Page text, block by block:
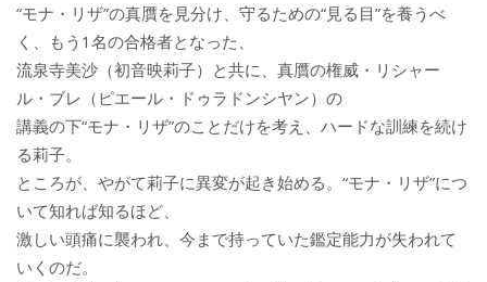
“モナ・リザ”の真贋を見分け、守るための“見る目”を養うべ
く、もう1名の合格者となった、
流泉寺美沙（初音映莉子）と共に、真贋の権威・リシャー
ル・ブレ（ピエール・ドゥラドンシヤン）の
講義の下“モナ・リザ”のことだけを考え、ハードな訓練を続け
る莉子。
ところが、やがて莉子に異変が起き始める。“モナ・リザ”につ
いて知れば知るほど、
激しい頭痛に襲われ、今まで持っていた鑑定能力が失われて
いくのだ。